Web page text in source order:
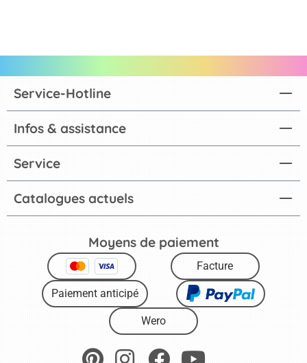
Catalogues actuels
Service-Hotline
Infos & assistance
Service
Moyens de paiement
Facture
Paiement anticipé
Wero